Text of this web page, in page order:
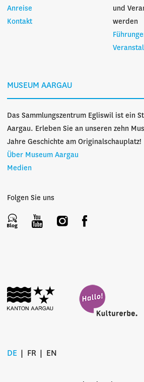
Anreise
Kontakt
und
werden
MUSEUM AARGAU
Das Sammlungszentrum Egliswil ist ein
Aargau. Erleben Sie an unseren zehn
Jahre Geschichte am Originalschauplatz!
Über Museum Aargau
Medien
Folgen Sie uns
DE FR EN